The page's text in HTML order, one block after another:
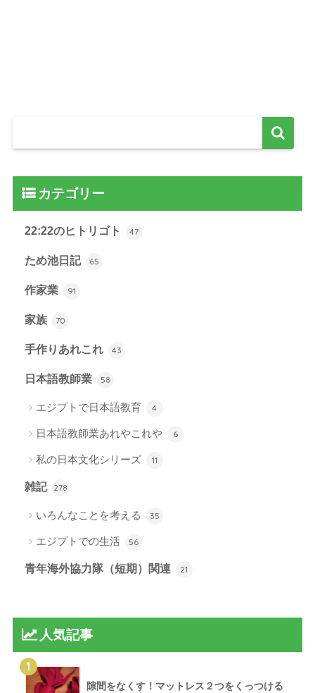
カテゴリー
22:22のヒトリゴト 47
ため池日記 65
作家業 91
家族 70
手作りあれこれ 43
日本語教師業 58
エジプトで日本語教育 4
日本語教師業あれやこれや 6
私の日本文化シリーズ 11
雑記 278
いろんなことを考える 35
エジプトでの生活 56
青年海外協力隊（短期）関連 21
人気記事
1
隙間をなくす！マットレス２つをくっつける